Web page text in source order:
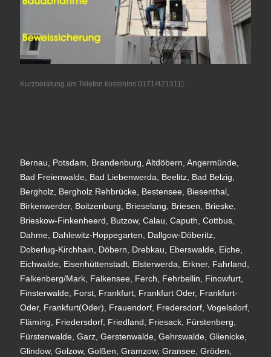
Kurzberatung am Telefon kostenlos 0171/4213111
Bernau, Potsdam, Brandenburg, Altdöbern, Angermünde,
Bad Freienwalde, Bad Liebenwerda, Beelitz, Bad Belzig,
Bergholz, Bergholz Rehbrücke, Bestensee, Biesenthal,
Birkenwerder, Boitzenburg, Brieselang, Briesen, Brieske,
Brieskow-Finkenheerd, Butzow, Calau, Caputh, Cottbus,
Dahme, Dahlewitz-Hoppegarten, Dallgow-Döberitz,
Doberlug-Kirchhain, Döbern, Drebkau, Eberswalde, Eiche,
Eichwalde, Eisenhüttenstadt, Elsterwerda, Erkner, Fahrland,
Falkenberg/Mark, Falkensee, Ferch, Fehrbellin, Finowfurt,
Finsterwalde, Forst, Frankfurt, Frankfurt Oder, Frankfurt-
Oder, Frankfurt(Oder), Frauendorf, Fredersdorf, Vogelsdorf,
Fläming, Friedersdorf, Friedland, Friesack, Fürstenberg,
Fürstenwalde, Garz, Gerstenwalde, Gehrswalde, Glienicke,
Glindow, Golzow, Golßen, Gramzow, Gransee, Gröden,